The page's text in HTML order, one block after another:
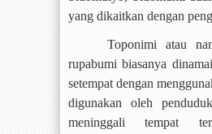
yang dikaitkan dengan
Toponimi atau
rupabumi biasanya
setempat dengan
digunakan oleh
meninggali tempat